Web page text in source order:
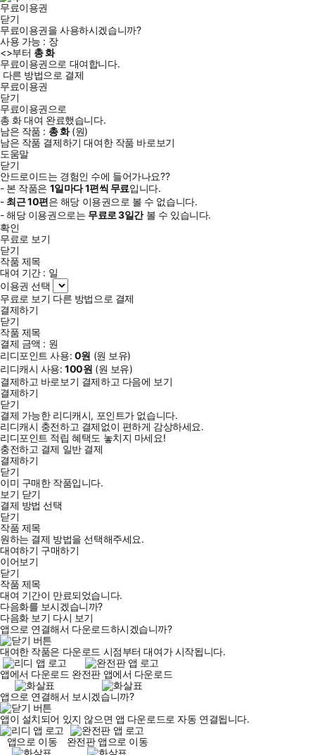
무료이용권
닫기
무료이용권을 사용하시겠습니까?
사용 가능 : 장
<>부터 총화
무료이용권으로 대여합니다.
다른 방법으로 결제
무료이용권
닫기
무료이용권으로
총 화대여 완료했습니다.
남은 작품 : 총화(원)
남은 작품 결제하기 대여한 작품 바로보기
도움말
닫기
안드로이드는 경험인 수에 들어가나요??
- 본 작품은 1일마다1편씩 무료입니다.
- 최근10편은 해당 이용권으로 볼 수 없습니다.
- 해당 이용권으로는 무료로3일간볼 수 있습니다.
확인
무료로 보기
닫기
작품 제목
대여 기간 : 일
이용권 선택
무료로 보기 다른 방법으로 결제
결제하기
닫기
작품 제목
결제 금액 : 원
리디포인트 사용: 0원 (원 보유)
리디캐시 사용:100원 (원 보유)
결제하고 바로보기 결제하고 다음에 보기
결제하기
닫기
결제 가능한 리디캐시, 포인트가 없습니다.
리디캐시 충전하고 결제없이 편하게 감상하세요.
리디포인트 적립 혜택도 놓치지 마세요!
충전하고 결제 일반 결제
결제하기
닫기
이미 구매한 작품입니다.
보기 닫기
결제 방법 선택
닫기
작품 제목
원하는 결제 방법을 선택해주세요.
대여하기 구매하기
이어보기
닫기
작품 제목
대여 기간이 만료되었습니다.
다음화를 보시겠습니까?
다음화 보기 다시 보기
앱으로 연결해서 다운로드하시겠습니까?
대여한 작품은 다운로드 시점부터 대여가 시작됩니다.
앱에서 다운로드 완전판 앱에서 다운로드
앱으로 연결해서 보시겠습니까?
앱이 설치되어 있지 않으면 앱 다운로드로 자동 연결됩니다.
앱으로 이동
완전판 앱으로 이동